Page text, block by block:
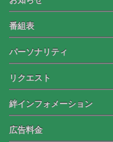
番組表
パーソナリティ
リクエスト
絆インフォメーション
広告料金